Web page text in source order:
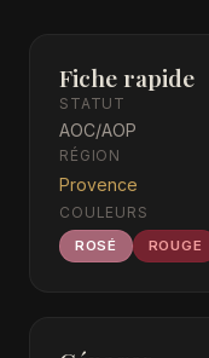
Fiche rapide
STATUT
AOC/AOP
RÉGION
Provence
COULEURS
ROSÉ ROUGE